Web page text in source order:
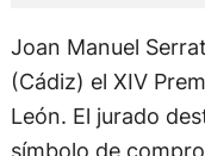
Joan Manuel
(Cádiz) el XIV
León. El jurado
símbolo de